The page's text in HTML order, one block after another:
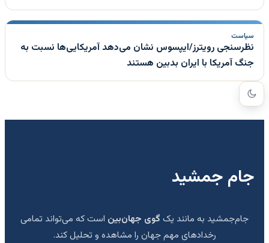
سیاست
نظرسنجی رویترز/ایپسوس نشان می‌دهد آمریکایی‌ها نسبت به
جنگ آمریکا با ایران بدبین هستند
جام جمشید
جام‌جمشید به مانند یک گوی جهان‌بین است که می‌تواند تمامی
رخدادهای مهم جهان را مشاهده و تحلیل کند.